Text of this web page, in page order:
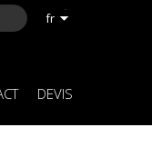
fr
DEVIS